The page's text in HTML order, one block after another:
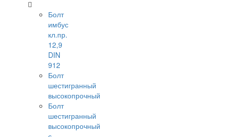
Болт
имбус
кл.пр.
12,9
DIN
912
Болт
шестигранный
высокопрочный
Болт
шестигранный
высокопрочный